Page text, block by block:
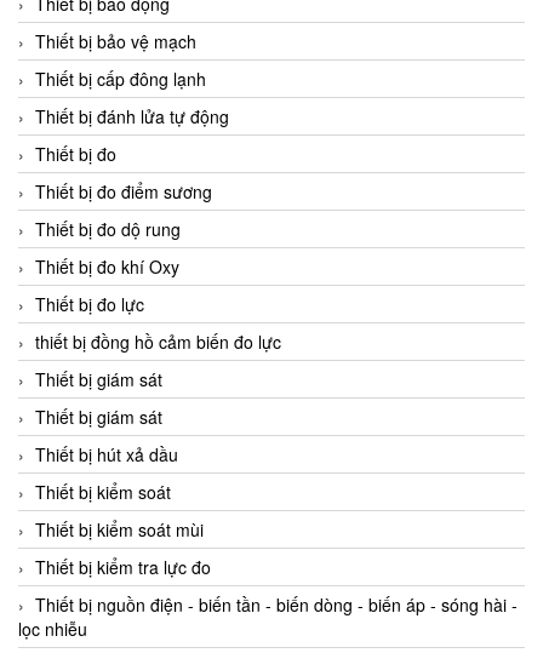
Thiết bị bảo vệ mạch
Thiết bị cấp đông lạnh
Thiết bị đánh lửa tự động
Thiết bị đo
Thiết bị đo điểm sương
Thiết bị đo dộ rung
Thiết bị đo khí Oxy
Thiết bị đo lực
thiết bị đồng hồ cảm biến đo lực
Thiết bị giám sát
Thiết bị giám sát
Thiết bị hút xả dầu
Thiết bị kiểm soát
Thiết bị kiểm soát mùi
Thiết bị kiểm tra lực đo
Thiết bị nguồn điện - biến tần - biến dòng - biến áp - sóng hài -
lọc nhiễu